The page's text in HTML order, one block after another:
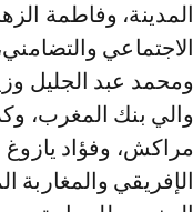
المدينة، وفاطمة
الاجتماعي
ومحمد عبد الجليل
والي بنك المغرب،
مراكش، وفؤاد يازوغ
الإفريقي والمغاربة